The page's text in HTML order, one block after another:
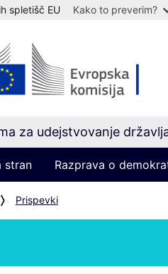
spletišč EU Kako to preverim?
za udejstvovanje
stran Razprava o
Prispevki